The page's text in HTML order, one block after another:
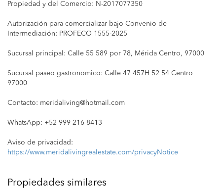
Propiedad y del Comercio: N-2017077350
Autorización para comercializar bajo Convenio de
Intermediación: PROFECO 1555-2025
Sucursal principal: Calle 55 589 por 78, Mérida Centro, 97000
Sucursal paseo gastronomico: Calle 47 457H 52 54 Centro
97000
Contacto: meridaliving@hotmail.com
WhatsApp: +52 999 216 8413
Aviso de privacidad:
https://www.meridalivingrealestate.com/privacyNotice
Propiedades similares